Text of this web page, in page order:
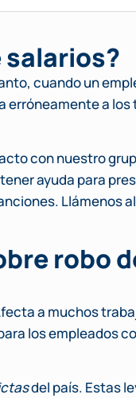
salarios?
cuando un
erróneamente a
con nuestro
ayuda para
Llámenos al
robo
a muchos
los empleados
del país. Estas